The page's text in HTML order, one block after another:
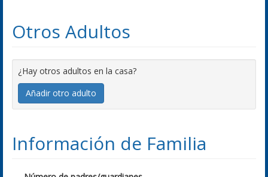
Otros Adultos
¿Hay otros adultos en la casa?
Añadir otro adulto
Información de Familia